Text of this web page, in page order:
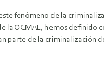
fenómeno de la
la OCMAL, hemos definido
parte de la criminalización